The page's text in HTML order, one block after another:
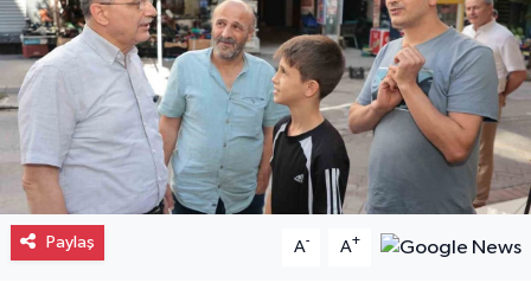
Paylaş A- A+
Gayrimenkul
Spor
Eğitim